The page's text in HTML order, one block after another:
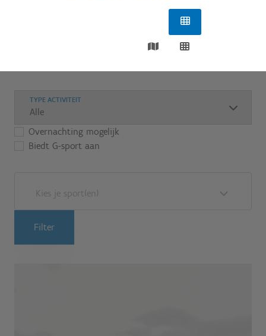
TYPE ACTIVITEIT
Overnachting mogelijk
Biedt G-sport aan
Kies je sport(en)
Filter